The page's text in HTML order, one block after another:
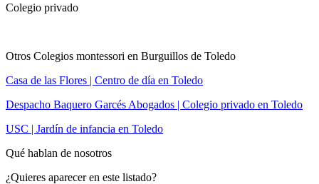
Colegio privado
Otros Colegios montessori en Burguillos de Toledo
Casa de las Flores | Centro de día en Toledo
Despacho Baquero Garcés Abogados | Colegio privado en Toledo
USC | Jardín de infancia en Toledo
Qué hablan de nosotros
¿Quieres aparecer en este listado?